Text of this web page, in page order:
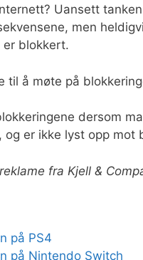
Uansett
men
blokkert.
til å møte på
dersom
er ikke lyst opp mot
fra Kjell &
på PS4
på Nintendo Switch